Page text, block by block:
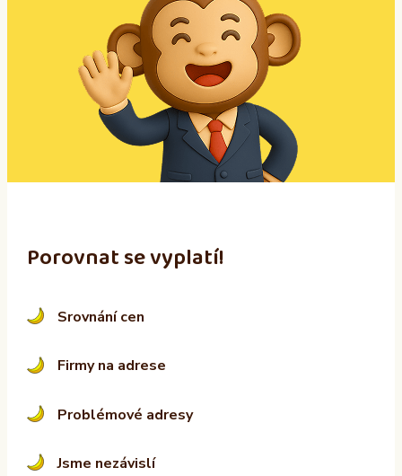
:
Porovnat se vyplatí!
Srovnání cen
Firmy na adrese
Problémové adresy
Jsme nezávislí